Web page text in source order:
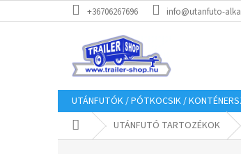
a
+36706267696 info@utanfuto-
UTÁNFUTÓK / PÓTKOCSIK /
KezdőlapUTÁNFUTÓ TARTOZÉKOK